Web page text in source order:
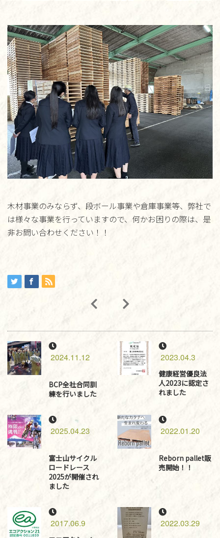
木材事業のみならず、段ボール事業や倉庫事業等、弊社で
は様々な事業を行っていますので、何かお困りの際は、是
非お問い合わせください！！
2024.11.12
BCP全社合同訓
練を行いました
2023.04.3
健康経営優良法
人2023に認定さ
れました
2025.04.23
富士山サイクル
ロードレース
2025が開催され
ました
2022.01.20
Reborn pallet販
売開始！！
2017.06.9 2022.03.29